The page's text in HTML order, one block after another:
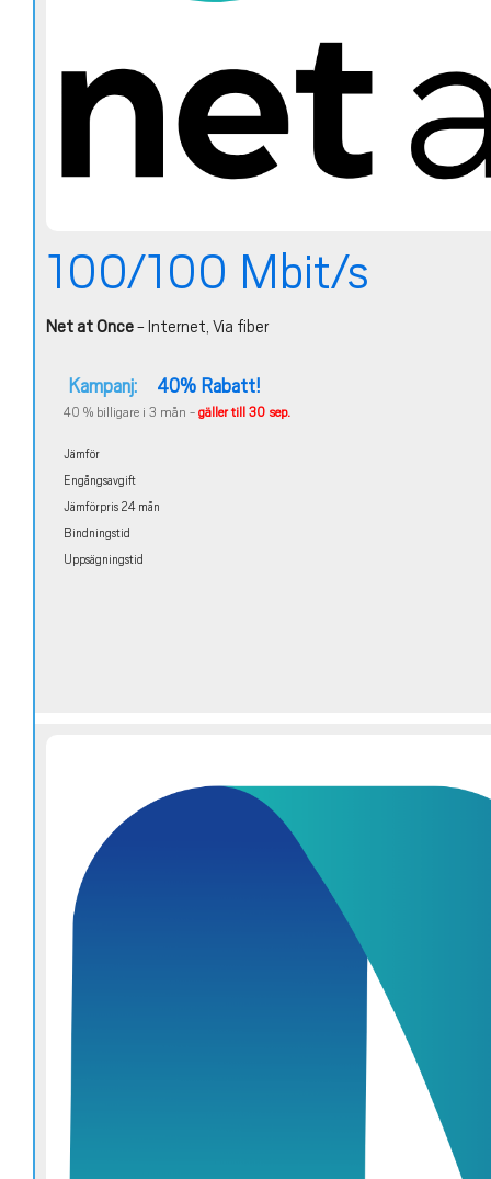
100/100 Mbit/s
Net at Once- Internet, Via fiber
Kampanj: 40% Rabatt!
40 % billigare i 3 mån - gäller till 30 sep.
Jämför
Engångsavgift
Jämförpris 24 mån
Bindningstid
Uppsägningstid